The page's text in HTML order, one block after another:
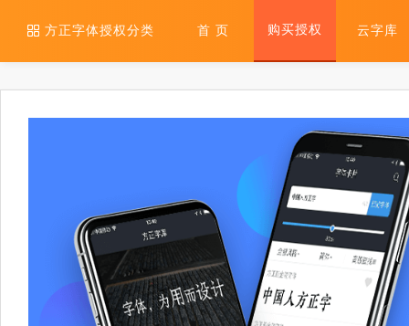
方正字体授权分类 首 页 购买授权 云字库